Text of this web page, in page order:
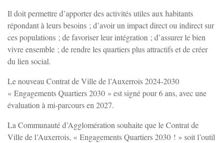
Il doit permettre d’apporter des activités utiles aux habitants
répondant à leurs besoins ; d’avoir un impact direct ou indirect sur
ces populations ; de favoriser leur intégration ; d’assurer le bien
vivre ensemble ; de rendre les quartiers plus attractifs et de créer
du lien social.
Le nouveau Contrat de Ville de l’Auxerrois 2024-2030
« Engagements Quartiers 2030 » est signé pour 6 ans, avec une
évaluation à mi-parcours en 2027.
La Communauté d’Agglomération souhaite que le Contrat de
Ville de l’Auxerrois, « Engagements Quartiers 2030 ! » soit l’outil